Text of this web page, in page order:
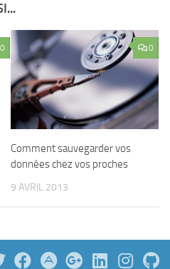
0 0
Comment sauvegarder vos
données chez vos proches
9 AVRIL 2013